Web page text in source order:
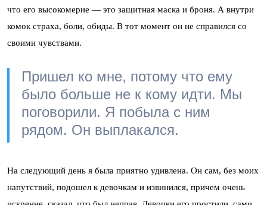
что его высокомерие — это защитная маска и броня. А внутри
комок страха, боли, обиды. В тот момент он не справился со
своими чувствами.
Пришел ко мне, потому что ему
было больше не к кому идти. Мы
поговорили. Я побыла с ним
рядом. Он выплакался.
На следующий день я была приятно удивлена. Он сам, без моих
напутствий, подошел к девочкам и извинился, причем очень